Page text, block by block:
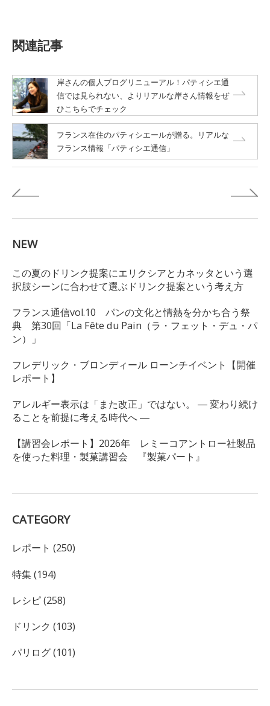
関連記事
岸さんの個人ブログリニューアル！パティシエ通
信では見られない、よりリアルな岸さん情報をぜ
ひこちらでチェック
フランス在住のパティシエールが贈る。リアルな
フランス情報「パティシエ通信」
NEW
この夏のドリンク提案にエリクシアとカネッタという選
択肢シーンに合わせて選ぶドリンク提案という考え方
フランス通信vol.10 パンの文化と情熱を分かち合う祭
典 第30回「La Fête du Pain（ラ・フェット・デュ・パ
ン）」
フレデリック・ブロンディール ローンチイベント【開催
レポート】
アレルギー表示は「また改正」ではない。 ― 変わり続け
ることを前提に考える時代へ ―
【講習会レポート】2026年 レミーコアントロー社製品
を使った料理・製菓講習会 『製菓パート』
CATEGORY
レポート (250)
特集 (194)
レシピ (258)
ドリンク (103)
パリログ (101)